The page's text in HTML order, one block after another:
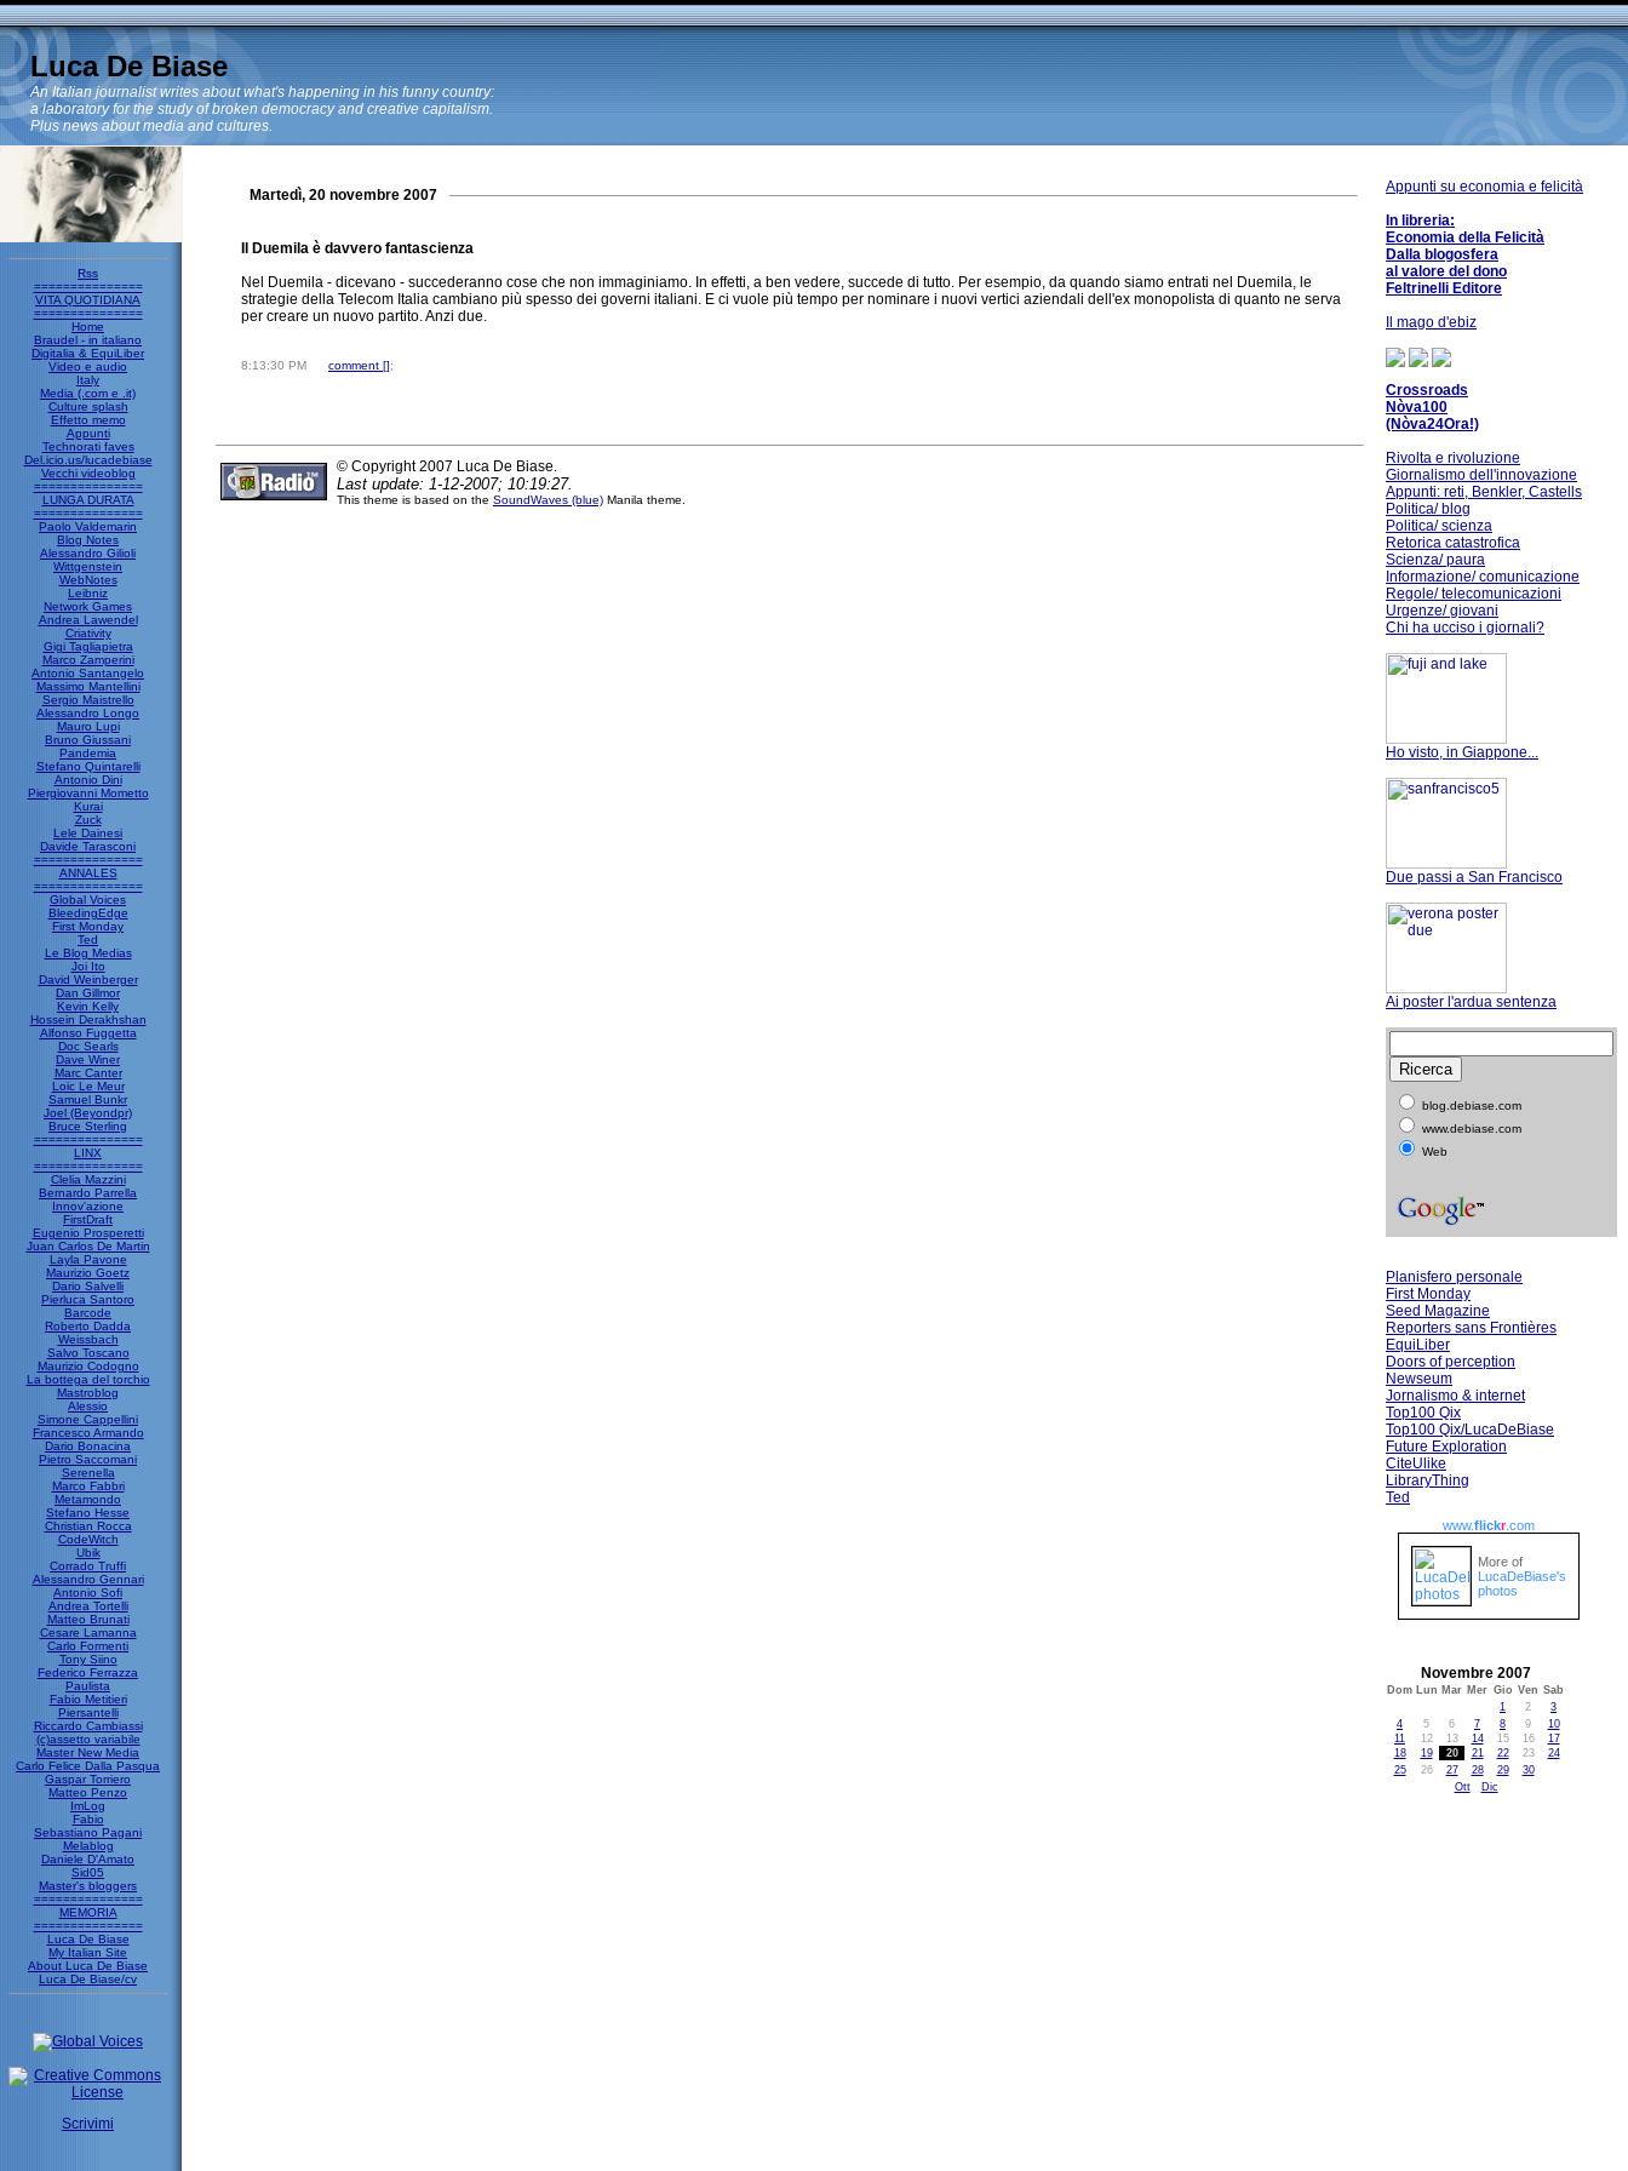
Luca De Biase
An Italian journalist writes about what's happening in his funny country:
a laboratory for the study of broken democracy and creative capitalism.
Plus news about media and cultures.
Rss
===============
VITA QUOTIDIANA
===============
Home
Braudel - in italiano
Digitalia & EquiLiber
Video e audio
Italy
Media (.com e .it)
Culture splash
Effetto memo
Appunti
Technorati faves
Del.icio.us/lucadebiase
Vecchi videoblog
===============
LUNGA DURATA
===============
Paolo Valdemarin
Blog Notes
Alessandro Gilioli
Wittgenstein
WebNotes
Leibniz
Network Games
Andrea Lawendel
Criativity
Gigi Tagliapietra
Marco Zamperini
Antonio Santangelo
Massimo Mantellini
Sergio Maistrello
Alessandro Longo
Mauro Lupi
Bruno Giussani
Pandemia
Stefano Quintarelli
Antonio Dini
Piergiovanni Mometto
Kurai
Zuck
Lele Dainesi
Davide Tarasconi
===============
ANNALES
===============
Global Voices
BleedingEdge
First Monday
Ted
Le Blog Medias
Joi Ito
David Weinberger
Dan Gillmor
Kevin Kelly
Hossein Derakhshan
Alfonso Fuggetta
Doc Searls
Dave Winer
Marc Canter
Loic Le Meur
Samuel Bunkr
Joel (Beyondpr)
Bruce Sterling
===============
LINX
===============
Clelia Mazzini
Bernardo Parrella
Innov'azione
FirstDraft
Eugenio Prosperetti
Juan Carlos De Martin
Layla Pavone
Maurizio Goetz
Dario Salvelli
Pierluca Santoro
Barcode
Roberto Dadda
Weissbach
Salvo Toscano
Maurizio Codogno
La bottega del torchio
Mastroblog
Alessio
Simone Cappellini
Francesco Armando
Dario Bonacina
Pietro Saccomani
Serenella
Marco Fabbri
Metamondo
Stefano Hesse
Christian Rocca
CodeWitch
Ubik
Corrado Truffi
Alessandro Gennari
Antonio Sofi
Andrea Tortelli
Matteo Brunati
Cesare Lamanna
Carlo Formenti
Tony Siino
Federico Ferrazza
Paulista
Fabio Metitieri
Piersantelli
Riccardo Cambiassi
(c)assetto variabile
Master New Media
Carlo Felice Dalla Pasqua
Gaspar Torriero
Matteo Penzo
ImLog
Fabio
Sebastiano Pagani
Melablog
Daniele D'Amato
Sid05
Master's bloggers
===============
MEMORIA
===============
Luca De Biase
My Italian Site
About Luca De Biase
Luca De Biase/cv
Scrivimi
Martedì, 20 novembre 2007
Il Duemila è davvero fantascienza
Nel Duemila - dicevano - succederanno cose che non immaginiamo. In effetti, a ben vedere, succede di tutto. Per esempio, da quando siamo entrati nel Duemila, le
strategie della Telecom Italia cambiano più spesso dei governi italiani. E ci vuole più tempo per nominare i nuovi vertici aziendali dell'ex monopolista di quanto ne serva
per creare un nuovo partito. Anzi due.
8:13:30 PM comment [];
© Copyright 2007 Luca De Biase.
Last update: 1-12-2007; 10:19:27.
This theme is based on the SoundWaves (blue) Manila theme.
Appunti su economia e felicità
In libreria:
Economia della Felicità
Dalla blogosfera
al valore del dono
Feltrinelli Editore
Il mago d'ebiz
Crossroads
Nòva100
(Nòva24Ora!)
Rivolta e rivoluzione
Giornalismo dell'innovazione
Appunti: reti, Benkler, Castells
Politica/ blog
Politica/ scienza
Retorica catastrofica
Scienza/ paura
Informazione/ comunicazione
Regole/ telecomunicazioni
Urgenze/ giovani
Chi ha ucciso i giornali?
Ho visto, in Giappone...
Due passi a San Francisco
Ai poster l'ardua sentenza
blog.debiase.com
www.debiase.com
Web
Planisfero personale
First Monday
Seed Magazine
Reporters sans Frontières
EquiLiber
Doors of perception
Newseum
Jornalismo & internet
Top100 Qix
Top100 Qix/LucaDeBiase
Future Exploration
CiteUlike
LibraryThing
Ted
www.flickr.com
More of
LucaDeBiase's
photos
Novembre 2007
Dom Lun Mar Mer Gio Ven Sab
1
2
3
4
5 6 7 8 9
10
11
12 13 14 15 16
17
18
19 20 21 22 23
24
25
26 27 28 29
30
Ott
Dic